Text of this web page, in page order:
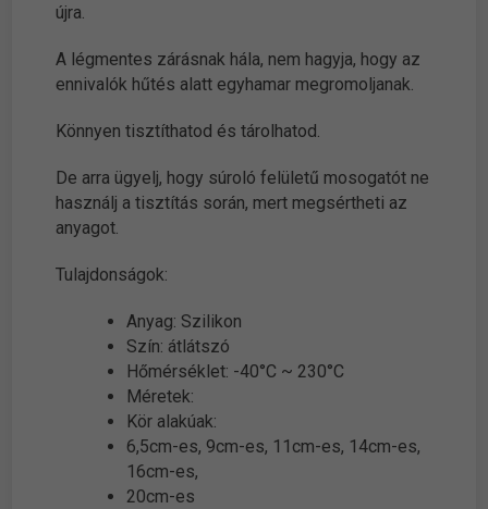
újra.
A légmentes zárásnak hála, nem hagyja, hogy az
ennivalók hűtés alatt egyhamar megromoljanak.
Könnyen tisztíthatod és tárolhatod.
De arra ügyelj, hogy súroló felületű mosogatót ne
használj a tisztítás során, mert megsértheti az
anyagot.
Tulajdonságok:
Anyag: Szilikon
Szín: átlátszó
Hőmérséklet: -40°C ~ 230°C
Méretek:
Kör alakúak:
6,5cm-es, 9cm-es, 11cm-es, 14cm-es,
16cm-es,
20cm-es